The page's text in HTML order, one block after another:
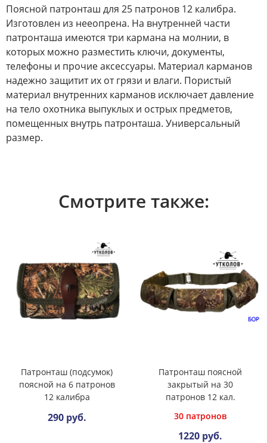
Поясной патронташ для 25 патронов 12 калибра.
Изготовлен из нееопрена. На внутренней части
патронташа имеются три кармана на молнии, в
которых можно разместить ключи, документы,
телефоны и прочие аксессуары. Материал карманов
надежно защитит их от грязи и влаги. Пористый
материал внутренних карманов исключает давление
на тело охотника выпуклых и острых предметов,
помещенных внутрь патронташа. Универсальный
размер.
Смотрите также:
Патронташ (подсумок)
поясной на 6 патронов
12 калибра
290 руб.
Патронташ поясной
закрытый на 30
патронов 12 кал.
30 патронов
1220 руб.